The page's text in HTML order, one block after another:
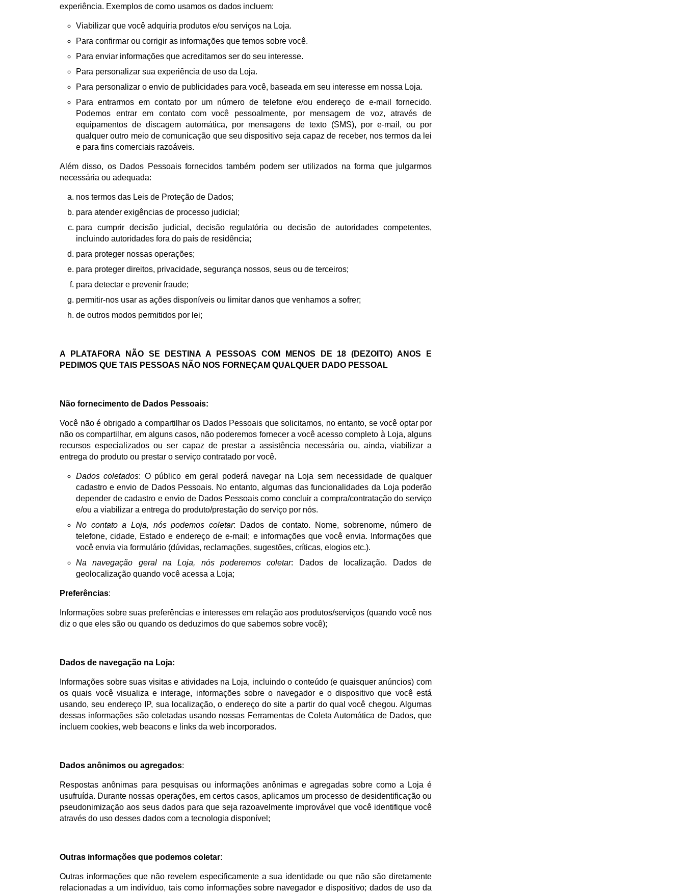
experiência. Exemplos de como usamos os dados incluem:
Viabilizar que você adquiria produtos e/ou serviços na Loja.
Para confirmar ou corrigir as informações que temos sobre você.
Para enviar informações que acreditamos ser do seu interesse.
Para personalizar sua experiência de uso da Loja.
Para personalizar o envio de publicidades para você, baseada em seu interesse em nossa Loja.
Para entrarmos em contato por um número de telefone e/ou endereço de e-mail fornecido.
Podemos entrar em contato com você pessoalmente, por mensagem de voz, através de
equipamentos de discagem automática, por mensagens de texto (SMS), por e-mail, ou por
qualquer outro meio de comunicação que seu dispositivo seja capaz de receber, nos termos da lei
e para fins comerciais razoáveis.
Além disso, os Dados Pessoais fornecidos também podem ser utilizados na forma que julgarmos
necessária ou adequada:
nos termos das Leis de Proteção de Dados;
para atender exigências de processo judicial;
para cumprir decisão judicial, decisão regulatória ou decisão de autoridades competentes,
incluindo autoridades fora do país de residência;
para proteger nossas operações;
para proteger direitos, privacidade, segurança nossos, seus ou de terceiros;
para detectar e prevenir fraude;
permitir-nos usar as ações disponíveis ou limitar danos que venhamos a sofrer;
de outros modos permitidos por lei;
A PLATAFORA NÃO SE DESTINA A PESSOAS COM MENOS DE 18 (DEZOITO) ANOS E
PEDIMOS QUE TAIS PESSOAS NÃO NOS FORNEÇAM QUALQUER DADO PESSOAL
Não fornecimento de Dados Pessoais:
Você não é obrigado a compartilhar os Dados Pessoais que solicitamos, no entanto, se você optar por
não os compartilhar, em alguns casos, não poderemos fornecer a você acesso completo à Loja, alguns
recursos especializados ou ser capaz de prestar a assistência necessária ou, ainda, viabilizar a
entrega do produto ou prestar o serviço contratado por você.
Dados coletados: O público em geral poderá navegar na Loja sem necessidade de qualquer
cadastro e envio de Dados Pessoais. No entanto, algumas das funcionalidades da Loja poderão
depender de cadastro e envio de Dados Pessoais como concluir a compra/contratação do serviço
e/ou a viabilizar a entrega do produto/prestação do serviço por nós.
No contato a Loja, nós podemos coletar: Dados de contato. Nome, sobrenome, número de
telefone, cidade, Estado e endereço de e-mail; e informações que você envia. Informações que
você envia via formulário (dúvidas, reclamações, sugestões, críticas, elogios etc.).
Na navegação geral na Loja, nós poderemos coletar: Dados de localização. Dados de
geolocalização quando você acessa a Loja;
Preferências:
Informações sobre suas preferências e interesses em relação aos produtos/serviços (quando você nos
diz o que eles são ou quando os deduzimos do que sabemos sobre você);
Dados de navegação na Loja:
Informações sobre suas visitas e atividades na Loja, incluindo o conteúdo (e quaisquer anúncios) com
os quais você visualiza e interage, informações sobre o navegador e o dispositivo que você está
usando, seu endereço IP, sua localização, o endereço do site a partir do qual você chegou. Algumas
dessas informações são coletadas usando nossas Ferramentas de Coleta Automática de Dados, que
incluem cookies, web beacons e links da web incorporados.
Dados anônimos ou agregados:
Respostas anônimas para pesquisas ou informações anônimas e agregadas sobre como a Loja é
usufruída. Durante nossas operações, em certos casos, aplicamos um processo de desidentificação ou
pseudonimização aos seus dados para que seja razoavelmente improvável que você identifique você
através do uso desses dados com a tecnologia disponível;
Outras informações que podemos coletar:
Outras informações que não revelem especificamente a sua identidade ou que não são diretamente
relacionadas a um indivíduo, tais como informações sobre navegador e dispositivo; dados de uso da